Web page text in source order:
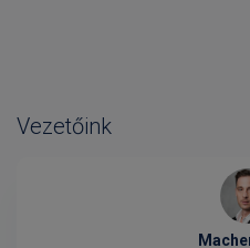
Vezetőink